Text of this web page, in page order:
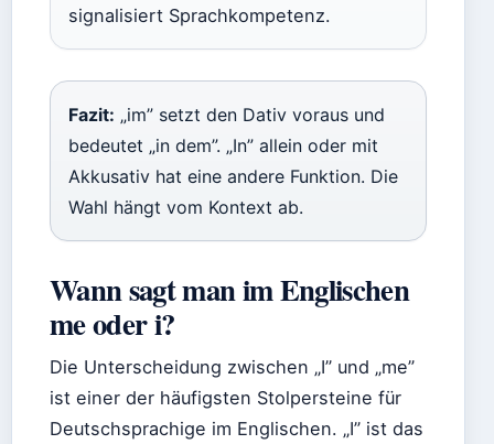
signalisiert Sprachkompetenz.
Fazit: „im” setzt den Dativ voraus und
bedeutet „in dem”. „In” allein oder mit
Akkusativ hat eine andere Funktion. Die
Wahl hängt vom Kontext ab.
Wann sagt man im Englischen
me oder i?
Die Unterscheidung zwischen „I” und „me”
ist einer der häufigsten Stolpersteine für
Deutschsprachige im Englischen. „I” ist das